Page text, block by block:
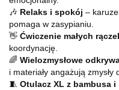
🎶 Relaks i spokój –
pomaga w zasypianiu.
👋 Ćwiczenie małych
koordynację.
🌈 Wielozmysłowe
i materiały angażują zmysły
🧵 Otulacz XL z bambusa i